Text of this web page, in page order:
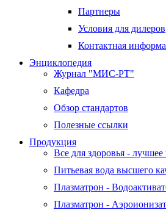
Партнеры
Условия для дилеров
Контактная
Энциклопедия
Журнал "МИС-РТ"
Кафедра
Обзор стандартов
Полезные ссылки
Продукция
Все для здоровья -
Питьевая вода высшего
Плазматрон -
Плазматрон -